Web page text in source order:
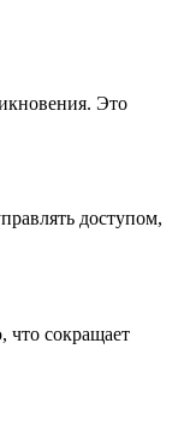
Это
доступом,
что сокращает